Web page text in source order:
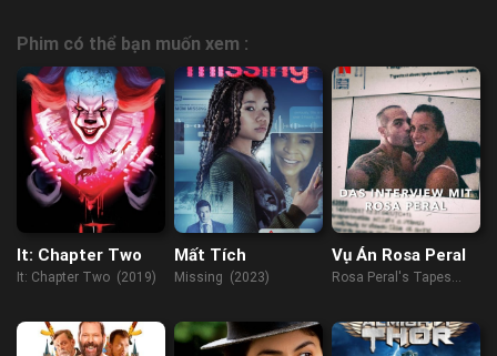
Phim có thể bạn muốn xem :
It: Chapter Two
It: Chapter Two (2019)
Mất Tích
Missing (2023)
Vụ Án Rosa Peral
Rosa Peral's Tapes